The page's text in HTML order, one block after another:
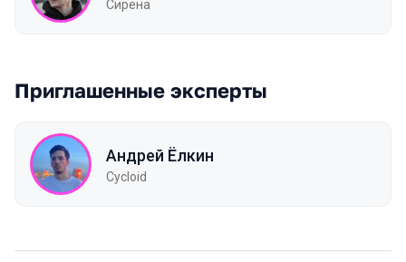
Сирена
Приглашенные эксперты
Андрей Ёлкин
Cycloid